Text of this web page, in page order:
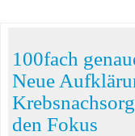
100fach
Neue
den Fokus